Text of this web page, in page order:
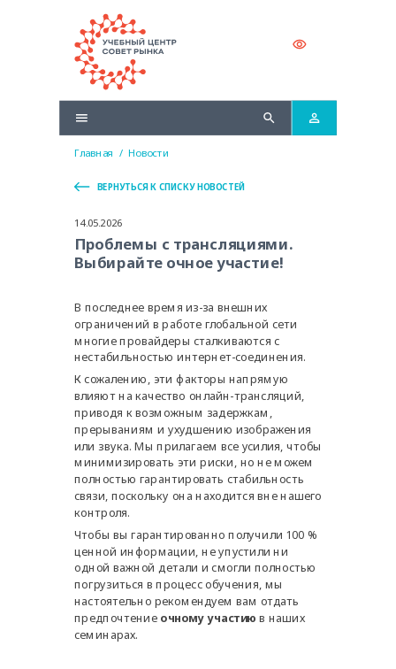
Главная / Новости
ВЕРНУТЬСЯ К СПИСКУ НОВОСТЕЙ
14.05.2026
Проблемы с трансляциями.
Выбирайте очное участие!
В последнее время из-за внешних
ограничений в работе глобальной сети
многие провайдеры сталкиваются с
нестабильностью интернет-соединения.
К сожалению, эти факторы напрямую
влияют на качество онлайн-трансляций,
приводя к возможным задержкам,
прерываниям и ухудшению изображения
или звука. Мы прилагаем все усилия, чтобы
минимизировать эти риски, но не можем
полностью гарантировать стабильность
связи, поскольку она находится вне нашего
контроля.
Чтобы вы гарантированно получили 100 %
ценной информации, не упустили ни
одной важной детали и смогли полностью
погрузиться в процесс обучения, мы
настоятельно рекомендуем вам отдать
предпочтение очному участию в наших
семинарах.